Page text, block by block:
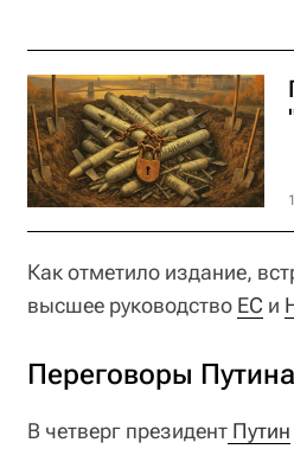
Как отметило издание,
высшее руководство ЕС и
Переговоры
В четверг президент Путин